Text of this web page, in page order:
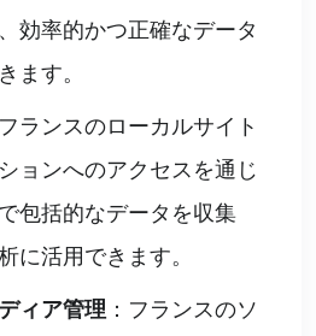
効率的かつ正確なデータ
ます。
ランスのローカルサイト
ョンへのアクセスを通じ
包括的なデータを収集
に活用できます。
ィア管理 ：フランスのソ